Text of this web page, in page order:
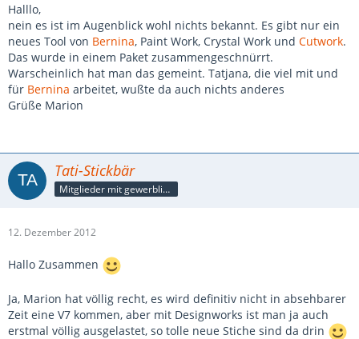
Halllo,
nein es ist im Augenblick wohl nichts bekannt. Es gibt nur ein
neues Tool von Bernina, Paint Work, Crystal Work und Cutwork.
Das wurde in einem Paket zusammengeschnürrt.
Warscheinlich hat man das gemeint. Tatjana, die viel mit und
für Bernina arbeitet, wußte da auch nichts anderes
Grüße Marion
Tati-Stickbär
Mitglieder mit gewerblicher Verbindung, auch als Mitarbeiter/in
12. Dezember 2012
Hallo Zusammen
Ja, Marion hat völlig recht, es wird definitiv nicht in absehbarer
Zeit eine V7 kommen, aber mit Designworks ist man ja auch
erstmal völlig ausgelastet, so tolle neue Stiche sind da drin